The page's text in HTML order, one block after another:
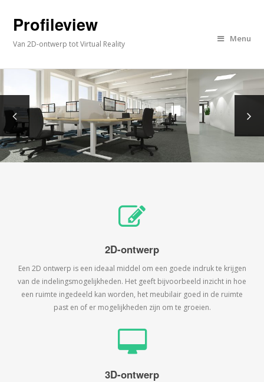
Profileview
Van 2D-ontwerp tot Virtual Reality
Menu
2D-ontwerp
Een 2D ontwerp is een ideaal middel om een goede indruk te krijgen
van de indelingsmogelijkheden. Het geeft bijvoorbeeld inzicht in hoe
een ruimte ingedeeld kan worden, het meubilair goed in de ruimte
past en of er mogelijkheden zijn om te groeien.
3D-ontwerp